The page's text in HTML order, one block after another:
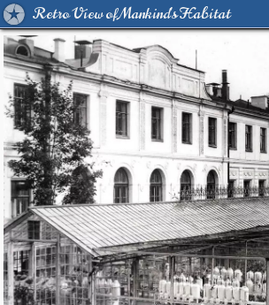
Retro View of Mankind's Habitat